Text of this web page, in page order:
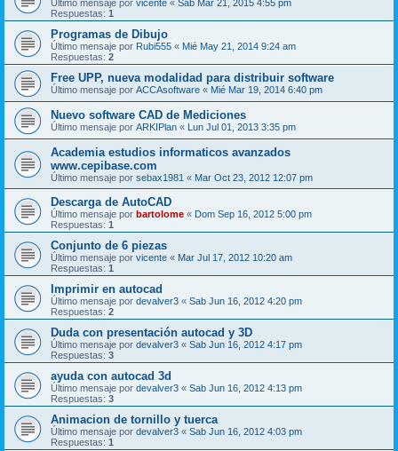
Último mensaje por vicente « Sab Mar 21, 2015 4:55 pm
Respuestas: 1
Programas de Dibujo
Último mensaje por Rubi555 « Mié May 21, 2014 9:24 am
Respuestas: 2
Free UPP, nueva modalidad para distribuir software
Último mensaje por ACCAsoftware « Mié Mar 19, 2014 6:40 pm
Nuevo software CAD de Mediciones
Último mensaje por ARKIPlan « Lun Jul 01, 2013 3:35 pm
Academia estudios informaticos avanzados
www.cepibase.com
Último mensaje por sebax1981 « Mar Oct 23, 2012 12:07 pm
Descarga de AutoCAD
Último mensaje por bartolome « Dom Sep 16, 2012 5:00 pm
Respuestas: 1
Conjunto de 6 piezas
Último mensaje por vicente « Mar Jul 17, 2012 10:20 am
Respuestas: 1
Imprimir en autocad
Último mensaje por devalver3 « Sab Jun 16, 2012 4:20 pm
Respuestas: 2
Duda con presentación autocad y 3D
Último mensaje por devalver3 « Sab Jun 16, 2012 4:17 pm
Respuestas: 3
ayuda con autocad 3d
Último mensaje por devalver3 « Sab Jun 16, 2012 4:13 pm
Respuestas: 3
Animacion de tornillo y tuerca
Último mensaje por devalver3 « Sab Jun 16, 2012 4:03 pm
Respuestas: 1